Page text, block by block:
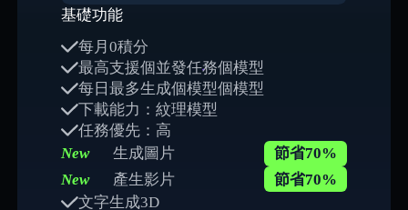
基礎功能
每月0積分
最高支援個並發任務個模型
每日最多生成個模型個模型
下載能力：紋理模型
任務優先：高
New
生成圖片
節省70%
New
產生影片
節省70%
文字生成3D